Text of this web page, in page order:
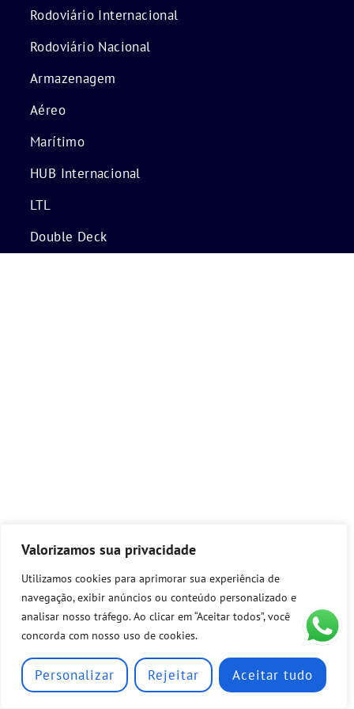
Valorizamos sua privacidade
Utilizamos cookies para aprimorar sua experiência de
navegação, exibir anúncios ou conteúdo personalizado e
analisar nosso tráfego. Ao clicar em “Aceitar todos”, você
concorda com nosso uso de cookies.
Personalizar Rejeitar Aceitar tudo
Rodoviário Internacional
Rodoviário Nacional
Armazenagem
Aéreo
Marítimo
HUB Internacional
LTL
Double Deck